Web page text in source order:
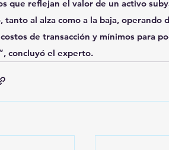
que reflejan el valor de un activo
tanto al alza como a la baja,
de transacción y mínimos para
concluyó el experto.